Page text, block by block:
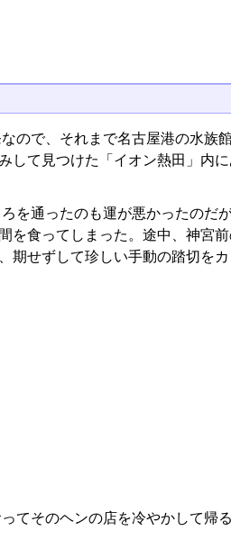
ので、それまで名古屋港の水族
して見つけた「イオン熱田」内
を通ったのも運が悪かったのだ
を食ってしまった。途中、神宮
せずして珍しい手動の踏切をカ
てそのヘンの店を冷やかして帰